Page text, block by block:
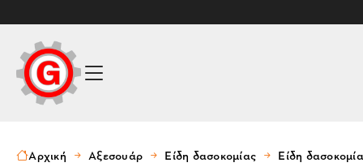
Αρχική Αξεσουάρ Είδη δασοκομίας Είδη